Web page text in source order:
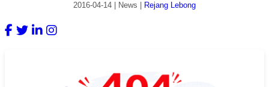
2016-04-14 News Rejang Lebong